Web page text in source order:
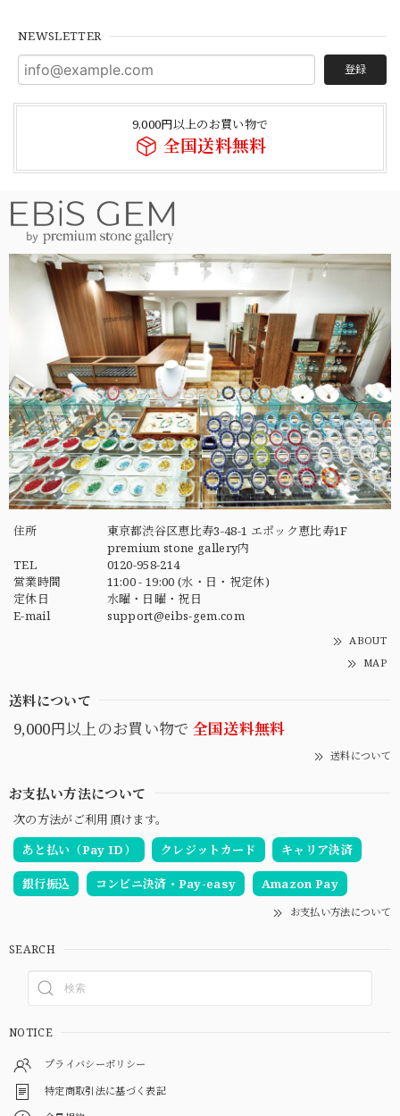
NEWSLETTER
登録
9,000円以上のお買い物で
全国送料無料
住所
東京都渋谷区恵比寿3-48-1 エポック恵比寿1F
premium stone gallery内
TEL
0120-958-214
営業時間
11:00 - 19:00 (水・日・祝定休)
定休日
水曜・日曜・祝日
E-mail
support@eibs-gem.com
ABOUT
MAP
送料について
9,000円以上のお買い物で 全国送料無料
送料について
お支払い方法について
次の方法がご利用頂けます。
あと払い（Pay ID）
クレジットカード キャリア決済
銀行振込 コンビニ決済・Pay-easy Amazon Pay
お支払い方法について
SEARCH
NOTICE
プライバシーポリシー
特定商取引法に基づく表記